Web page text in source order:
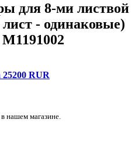
для 8-ми листвой
- одинаковые)
25200 RUR
нашем магазине.